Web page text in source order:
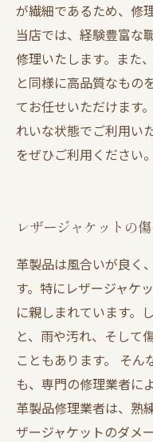
が繊細であるため、修
当店では、経験豊富な
修理いたします。また
と同様に高品質なもの
てお任せいただけます
れいな状態でご利用い
をぜひご利用ください。
レザージャケットの
革製品は風合いが良く
す。特にレザージャケ
に親しまれています。
と、雨や汚れ、そして
こともあります。 そ
も、専門の修理業者に
革製品修理業者は、熟
ザージャケットのダメ